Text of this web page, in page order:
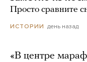
Просто сравните
ИСТОРИИ день назад
«В центре